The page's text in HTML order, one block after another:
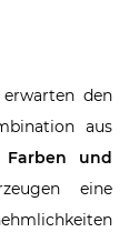
den
aus
Farben und
eine